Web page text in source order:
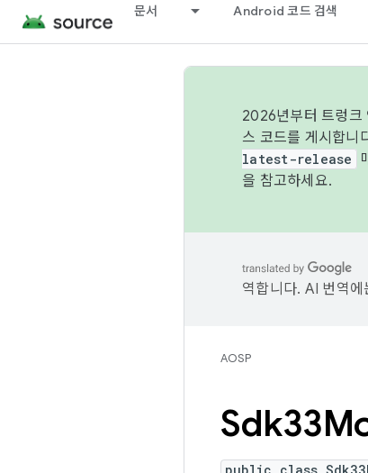
문서 Android 코드 검색
2026년부터 트렁크
스 코드를 게시합니
latest-release
을 참고하세요.
역합니다. AI 번역
AOSP